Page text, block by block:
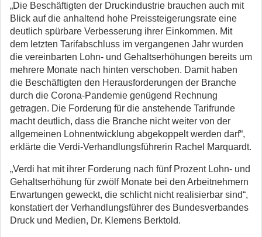
„Die Beschäftigten der Druckindustrie brauchen auch mit
Blick auf die anhaltend hohe Preissteigerungsrate eine
deutlich spürbare Verbesserung ihrer Einkommen. Mit
dem letzten Tarifabschluss im vergangenen Jahr wurden
die vereinbarten Lohn- und Gehaltserhöhungen bereits um
mehrere Monate nach hinten verschoben. Damit haben
die Beschäftigten den Herausforderungen der Branche
durch die Corona-Pandemie genügend Rechnung
getragen. Die Forderung für die anstehende Tarifrunde
macht deutlich, dass die Branche nicht weiter von der
allgemeinen Lohnentwicklung abgekoppelt werden darf“,
erklärte die Verdi-Verhandlungsführerin Rachel Marquardt.
„Verdi hat mit ihrer Forderung nach fünf Prozent Lohn- und
Gehaltserhöhung für zwölf Monate bei den Arbeitnehmern
Erwartungen geweckt, die schlicht nicht realisierbar sind“,
konstatiert der Verhandlungsführer des Bundesverbandes
Druck und Medien, Dr. Klemens Berktold.